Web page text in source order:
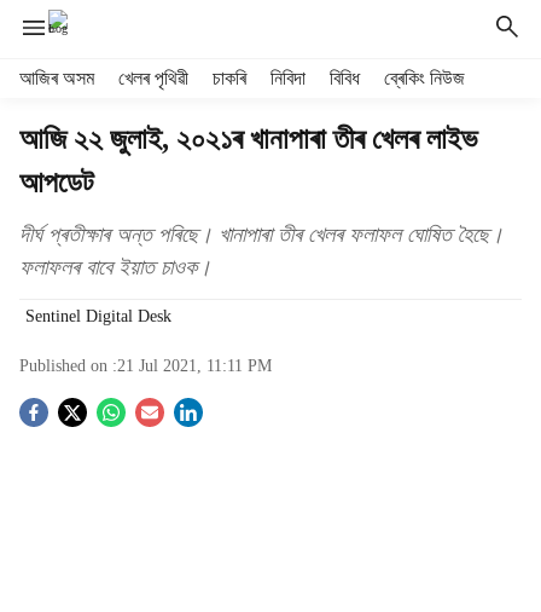
আজিৰ অসম খেলৰ পৃথিৱী চাকৰি নিবিদা বিবিধ ব্ৰেকিং নিউজ
আজি ২২ জুলাই, ২০২১ৰ খানাপাৰা তীৰ খেলৰ লাইভ
আপডেট
দীৰ্ঘ প্ৰতীক্ষাৰ অন্ত পৰিছে। খানাপাৰা তীৰ খেলৰ ফলাফল ঘোষিত হৈছে।
ফলাফলৰ বাবে ইয়াত চাওক।
Sentinel Digital Desk
Published on :21 Jul 2021, 11:11 PM
S